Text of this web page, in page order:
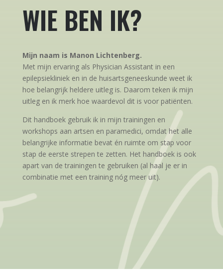
WIE BEN IK?
Mijn naam is Manon Lichtenberg.
Met mijn ervaring als Physician Assistant in een
epilepsiekliniek en in de huisartsgeneeskunde weet ik
hoe belangrijk heldere uitleg is. Daarom teken ik mijn
uitleg en ik merk hoe waardevol dit is voor patiënten.
Dit handboek gebruik ik in mijn trainingen en
workshops aan artsen en paramedici, omdat het alle
belangrijke informatie bevat én ruimte om stap voor
stap de eerste strepen te zetten. Het handboek is ook
apart van de trainingen te gebruiken (al haal je er in
combinatie met een training nóg meer uit).